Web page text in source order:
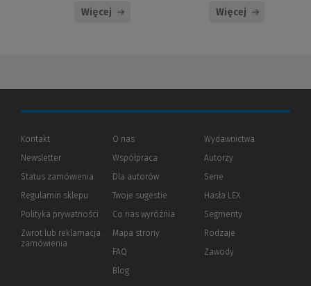
Więcej Więcej
Kontakt
Newsletter
Status zamówienia
Regulamin sklepu
Polityka prywatności (Nowe
(Link
innej
Zwrot lub reklamacja
zamówienia
O nas
Współpraca
Dla autorów(Nowe
(Link
innej
Twoje sugestie
Co nas wyróżnia
Mapa strony
FAQ
Blog
Wydawnictwa
Autorzy
Serie
Hasła LEX
Segmenty
Rodzaje
Zawody